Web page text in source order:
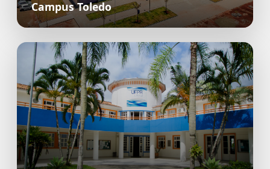
Campus Toledo